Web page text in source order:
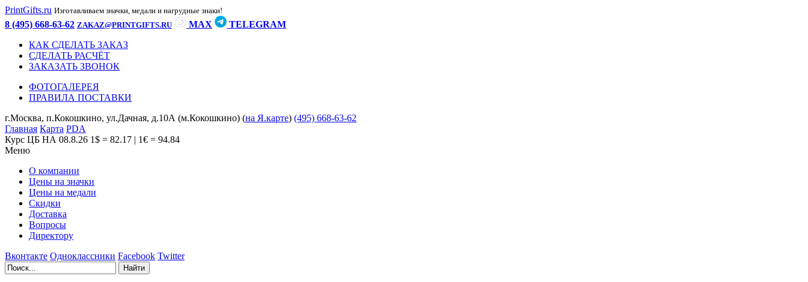
PrintGifts.ru Изготавливаем значки, медали и нагрудные знаки!
8 (495) 668-63-62 ZAKAZ@PRINTGIFTS.RU MAX
TELEGRAM
КАК СДЕЛАТЬ ЗАКАЗ
СДЕЛАТЬ РАСЧЁТ
ЗАКАЗАТЬ ЗВОНОК
ФОТОГАЛЕРЕЯ
ПРАВИЛА ПОСТАВКИ
г.Москва, п.Кокошкино, ул.Дачная, д.10А (м.Кокошкино) (на Я.карте) (495) 668-63-62
Главная Карта PDA
Курс ЦБ НА 08.8.26 1$ = 82.17 | 1€ = 94.84
Меню
О компании
Цены на значки
Цены на медали
Скидки
Доставка
Вопросы
Директору
Вконтакте Одноклассники Facebook Twitter